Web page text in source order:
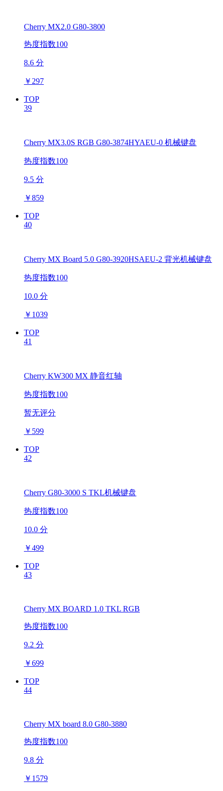
Cherry MX2.0 G80-3800
热度指数100
8.6 分
￥ 297
TOP
39
Cherry MX3.0S RGB G80-3874HYAEU-0 机械键盘
热度指数100
9.5 分
￥859
TOP
40
Cherry MX Board 5.0 G80-3920HSAEU-2 背光机械键盘
热度指数100
10.0 分
￥ 1039
TOP
41
Cherry KW300 MX 静音红轴
热度指数100
暂无评分
￥ 599
TOP
42
Cherry G80-3000 S TKL机械键盘
热度指数100
10.0 分
￥499
TOP
43
Cherry MX BOARD 1.0 TKL RGB
热度指数100
9.2 分
￥699
TOP
44
Cherry MX board 8.0 G80-3880
热度指数100
9.8 分
￥ 1579